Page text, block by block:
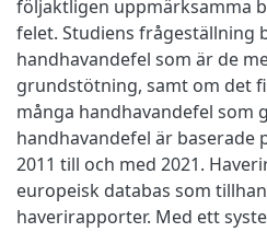
följaktligen uppmärksamma
felet. Studiens frågeställning
handhavandefel som är de
grundstötning, samt om det
många handhavandefel som
handhavandefel är
2011 till och med 2021.
europeisk databas som
haverirapporter. Med ett